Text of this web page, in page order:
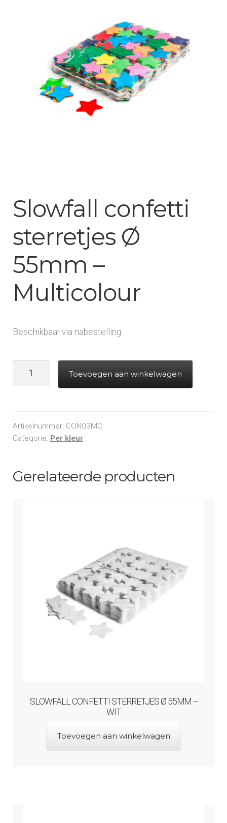
Slowfall confetti
sterretjes Ø
55mm –
Multicolour
Beschikbaar via nabestelling
55mm
-
Toevoegen aan winkelwagen
Artikelnummer: CON03MC
Categorie: Per kleur
Gerelateerde producten
SLOWFALL CONFETTI STERRETJES Ø 55MM –
WIT
Toevoegen aan winkelwagen